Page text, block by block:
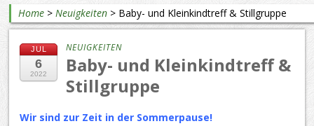
Home >Neuigkeiten > Baby- und Kleinkindtreff & Stillgruppe
JUL
6
2022
NEUIGKEITEN
Baby- und Kleinkindtreff &
Stillgruppe
Wir sind zur Zeit in der Sommerpause!